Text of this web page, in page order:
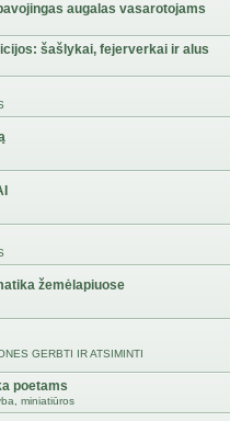
augalas vasarotojams
šašlykai, fejerverkai ir alus
žemėlapiuose
GERBTI IR ATSIMINTI
poetams
miniatiūros